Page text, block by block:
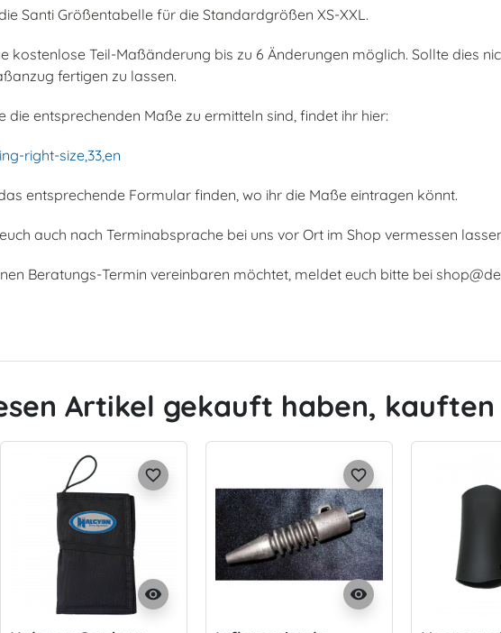
Santi Größentabelle für die Standardgrößen XS-XXL.
kostenlose Teil-Maßänderung bis zu 6 Änderungen möglich. Sollte dies
fertigen zu lassen.
die entsprechenden Maße zu ermitteln sind, findet ihr hier:
right-size,33,en
entsprechende Formular finden, wo ihr die Maße eintragen könnt.
auch nach Terminabsprache bei uns vor Ort im Shop vermessen
Beratungs-Termin vereinbaren möchtet, meldet euch bitte bei
Artikel gekauft haben, kauften
visibility
favorite_border
visibility
favorite_border